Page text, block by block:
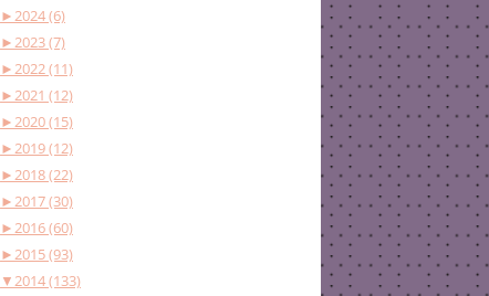
►2024 (6)
►2023 (7)
►2022 (11)
►2021 (12)
►2020 (15)
►2019 (12)
►2018 (22)
►2017 (30)
►2016 (60)
►2015 (93)
▼2014 (133)